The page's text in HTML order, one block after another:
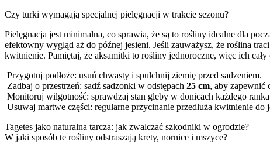
Czy turki wymagają specjalnej pielęgnacji w trakcie sezonu?
Pielęgnacja jest minimalna, co sprawia, że są to rośliny idealne dla
efektowny wygląd aż do późnej jesieni. Jeśli zauważysz, że roślina
kwitnienie. Pamiętaj, że aksamitki to rośliny jednoroczne, więc ich
Przygotuj podłoże: usuń chwasty i spulchnij ziemię przed sadzeniem.
Zadbaj o przestrzeń: sadź sadzonki w odstępach 25 cm, aby zapewnić
Monitoruj wilgotność: sprawdzaj stan gleby w donicach każdego
Usuwaj martwe części: regularne przycinanie przedłuża kwitnienie do
Tagetes jako naturalna tarcza: jak zwalczać szkodniki w ogrodzie?
W jaki sposób te rośliny odstraszają krety, nornice i mszyce?